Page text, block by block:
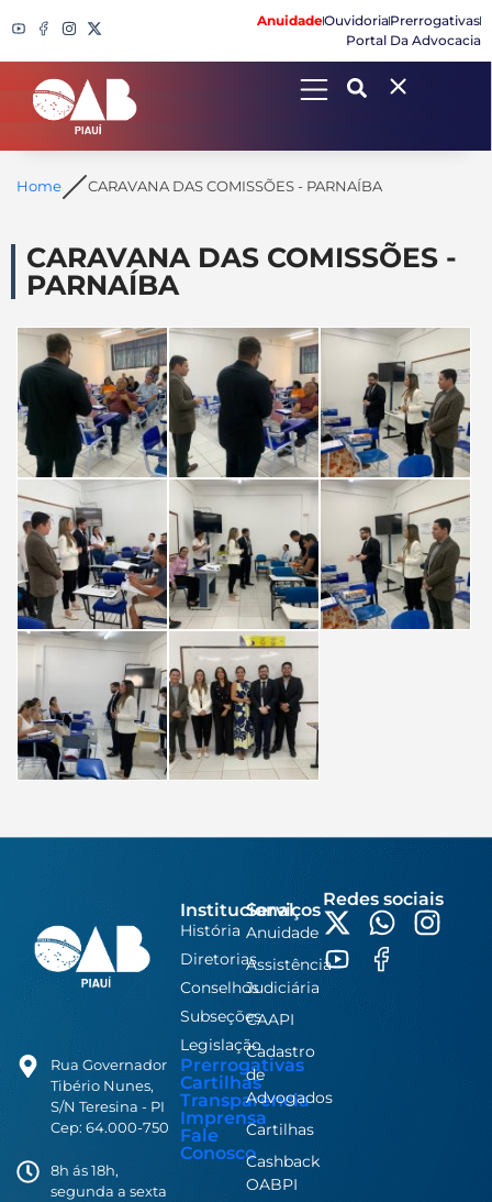
AnuidadeOuvidoriaPrerrogativas
Portal Da Advocacia
Search
Home CARAVANA DAS COMISSÕES - PARNAÍBA
CARAVANA DAS COMISSÕES -
PARNAÍBA
Rua Governador
Tibério Nunes,
S/N Teresina - PI
Cep: 64.000-750
8h ás 18h,
segunda a sexta
Institucional
História
Diretorias
Conselhos
Subseções
Legislação
Prerrogativas
Cartilhas
Transparência
Imprensa
Fale
Conosco
Serviços
Anuidade
Assistência
Judiciária
CAAPI
Cadastro
de
Advogados
Cartilhas
Cashback
OABPI
Redes sociais